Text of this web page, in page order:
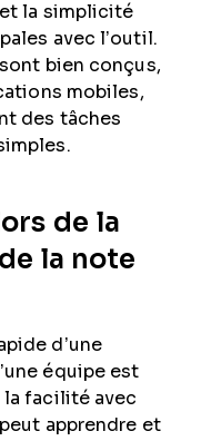
la simplicité
avec l’outil.
bien conçus,
mobiles,
des tâches
de la
la note
d’une
équipe est
la facilité avec
apprendre et